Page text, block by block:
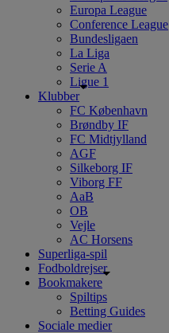
Europa League
Conference League
Bundesligaen
La Liga
Serie A
Ligue 1
Klubber
FC København
Brøndby IF
FC Midtjylland
AGF
Silkeborg IF
Viborg FF
AaB
OB
Vejle
AC Horsens
Superliga-spil
Fodboldrejser
Bookmakere
Spiltips
Betting Guides
Sociale medier